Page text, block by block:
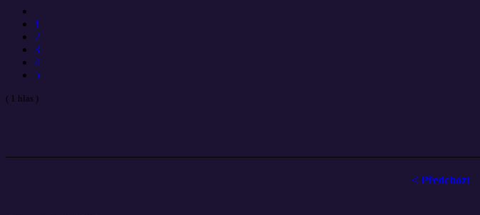
1
2
3
4
5
( 1 hlas )
< Předchozí